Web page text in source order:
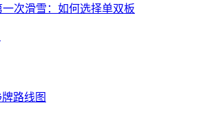
一次滑雪：如何选择单双板
路线图